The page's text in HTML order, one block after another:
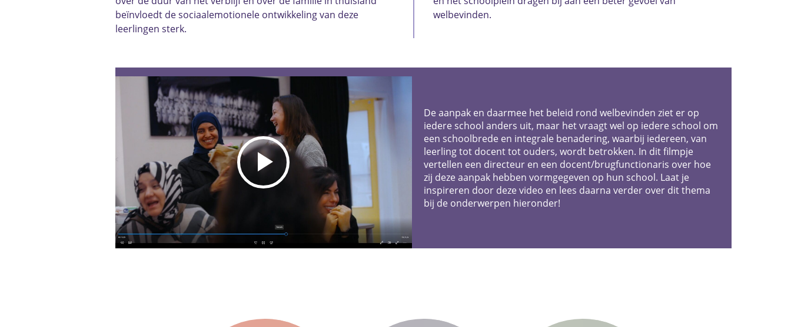
beïnvloedt de sociaalemotionele ontwikkeling van deze
leerlingen sterk.
welbevinden.
De aanpak en daarmee het beleid rond welbevinden ziet er op
iedere school anders uit, maar het vraagt wel op iedere school om
een schoolbrede en integrale benadering, waarbij iedereen, van
leerling tot docent tot ouders, wordt betrokken. In dit filmpje
vertellen een directeur en een docent/brugfunctionaris over hoe
zij deze aanpak hebben vormgegeven op hun school. Laat je
inspireren door deze video en lees daarna verder over dit thema
bij de onderwerpen hieronder!